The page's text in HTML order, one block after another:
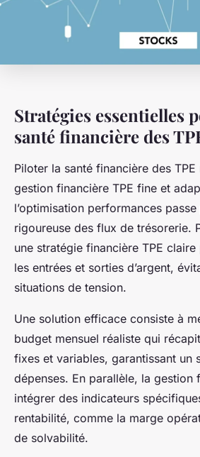
Stratégies essentielles
santé financière des
Piloter la santé financière des
gestion financière TPE fine et
l’optimisation performances
rigoureuse des flux de trésorerie.
une stratégie financière TPE claire
les entrées et sorties d’argent,
situations de tension.
Une solution efficace consiste à
budget mensuel réaliste qui
fixes et variables, garantissant un
dépenses. En parallèle, la gestion
intégrer des indicateurs
rentabilité, comme la marge
de solvabilité.